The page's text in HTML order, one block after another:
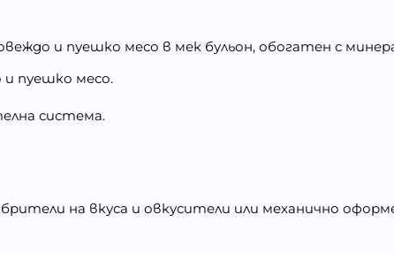
и пуешко месо в мек бульон, обогатен с
пуешко месо.
система.
на вкуса и овкусители или механично